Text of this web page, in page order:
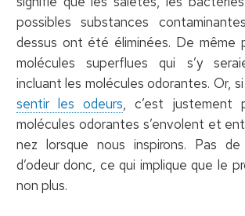
possibles substances
dessus ont été éliminées. De même
molécules superflues qui s’y
incluant les molécules odorantes. Or,
sentir les odeurs, c’est justement
molécules odorantes s’envolent et
nez lorsque nous inspirons. Pas
d’odeur donc, ce qui implique que le
non plus.